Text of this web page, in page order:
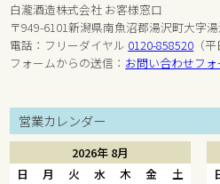
白瀧酒造株式会社 お客様窓口
〒949-6101新潟県南魚沼郡湯沢町大字
電話：フリーダイヤル 0120-858520 （
フォームからの送信： お問い合わせフォ
営業カレンダー
2026年 8月
日
月 火 水 木 金
土